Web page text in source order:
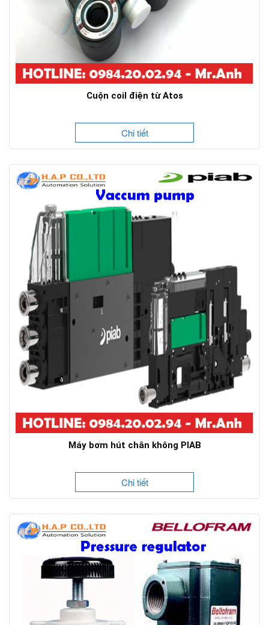
Cuộn coil điện từ Atos
Chi tiết
Máy bơm hút chân không PIAB
Chi tiết